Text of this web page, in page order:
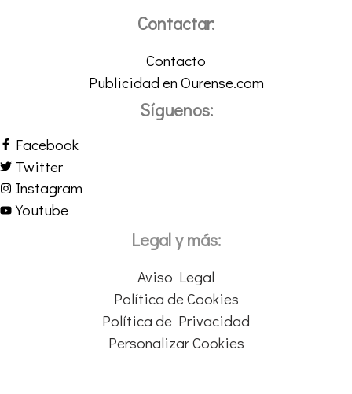
Contactar:
Contacto
Publicidad en Ourense.com
Síguenos:
Facebook
Twitter
Instagram
Youtube
Legal y más:
Aviso Legal
Política de Cookies
Política de Privacidad
Personalizar Cookies